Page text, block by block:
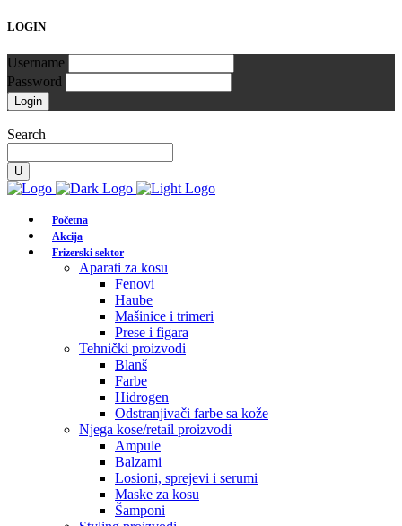
LOGIN
Username
Password
Search
Početna
Akcija
Frizerski sektor
Aparati za kosu
Fenovi
Haube
Mašinice i trimeri
Prese i figara
Tehnički proizvodi
Blanš
Farbe
Hidrogen
Odstranjivači farbe sa kože
Njega kose/retail proizvodi
Ampule
Balzami
Losioni, sprejevi i serumi
Maske za kosu
Šamponi